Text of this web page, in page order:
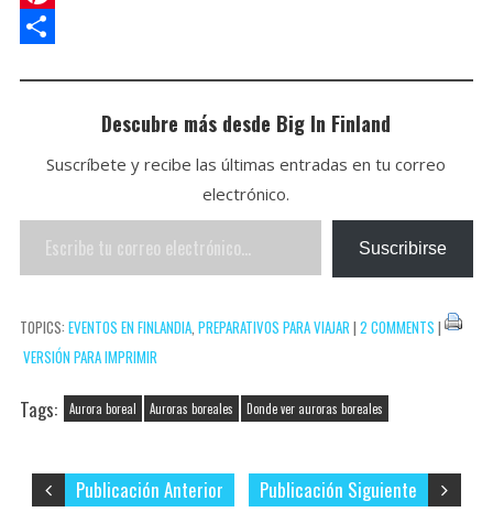
A
ecw
P
s
t
Descubre más desde Big In Finland
Suscríbete y recibe las últimas entradas en tu correo
electrónico.
Escribe
tu
electrónico…
Suscribirse
TOPICS: EVENTOS EN FINLANDIA, PREPARATIVOS PARA VIAJAR| 2 COMMENTS |
VERSIÓN PARA IMPRIMIR
Tags: Aurora boreal Auroras boreales Donde ver auroras boreales
Publicación Siguiente
Publicación Anterior